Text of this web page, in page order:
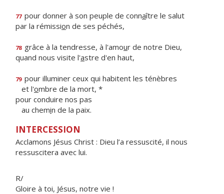
77 pour donner à son peuple de connaître le salut
par la rémission de ses péchés,
78 grâce à la tendresse, à l'amour de notre Dieu,
quand nous visite l'astre d'en haut,
79 pour illuminer ceux qui habitent les ténèbres
et l'ombre de la mort, *
pour conduire nos pas
au chemin de la paix.
INTERCESSION
Acclamons Jésus Christ : Dieu l’a ressuscité, il nous
ressuscitera avec lui.
R/
Gloire à toi, Jésus, notre vie !